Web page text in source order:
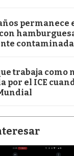
permanece
trabaja como
por el ICE